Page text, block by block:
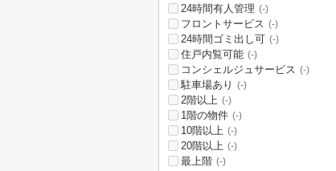
24時間有人管理 (-)
フロントサービス (-)
24時間ゴミ出し可 (-)
住戸内覧可能 (-)
コンシェルジュサービス (-)
駐車場あり (-)
2階以上 (-)
1階の物件 (-)
10階以上 (-)
20階以上 (-)
最上階 (-)